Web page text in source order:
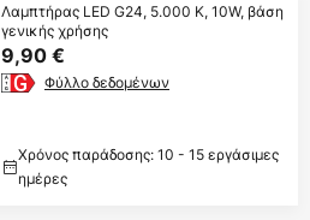
Λαμπτήρας LED G24, 5.000 K, 10W, βάση
γενικής χρήσης
9,90 €
Φύλλο δεδομένων
Χρόνος παράδοσης: 10 - 15 εργάσιμες
ημέρες